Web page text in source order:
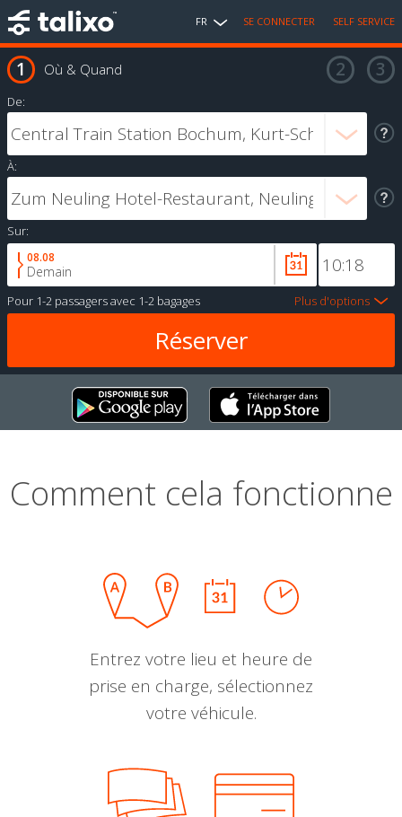
FR SE CONNECTER SELF SERVICE
Où & Quand
De:
À:
Sur:
08.08
Demain
Pour 1-2 passagersavec 1-2 bagages Plus d'options
Comment cela fonctionne
Entrez votre lieu et heure de
prise en charge, sélectionnez
votre véhicule.